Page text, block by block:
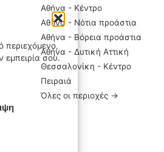
περιεχόμενο,
εμπειρία σου.
Αθήνα - Κέντρο
Αθήνα - Νότια προάστια
Αθήνα - Βόρεια προάστια
Αθήνα - Δυτική Αττική
Θεσσαλονίκη - Κέντρο
Πειραιά
Όλες οι περιοχές →